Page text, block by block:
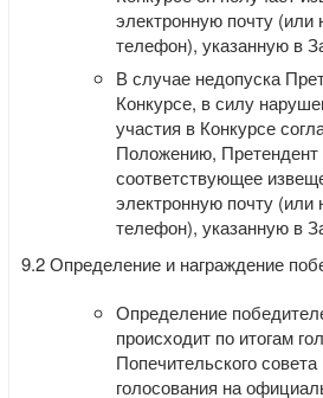
электронную почту
телефон), указанную в
В случае недопуска
Конкурсе, в силу
участия в Конкурсе
Положению, Претендент
соответствующее
электронную почту
телефон), указанную в
9.2 Определение и награждение
Определение
происходит по итогам
Попечительского
голосования на